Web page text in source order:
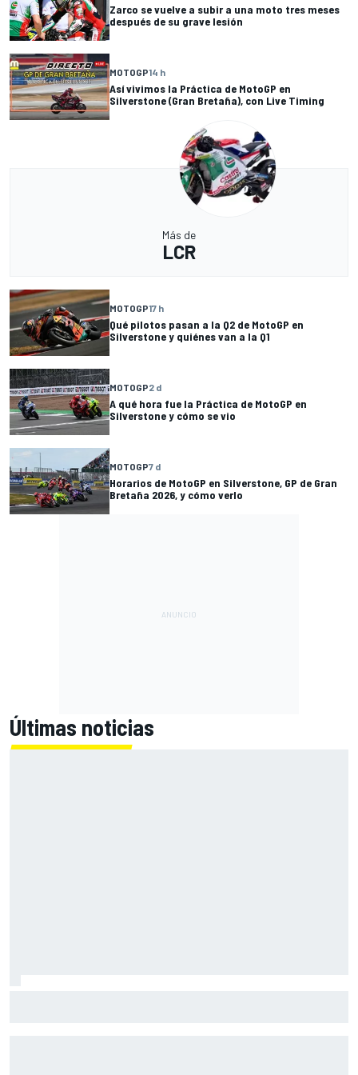
Zarco se vuelve a subir a una moto tres meses
después de su grave lesión
MOTOGP14 h
Así vivimos la Práctica de MotoGP en
Silverstone (Gran Bretaña), con Live Timing
Más de
LCR
MOTOGP17 h
Qué pilotos pasan a la Q2 de MotoGP en
Silverstone y quiénes van a la Q1
MOTOGP2 d
A qué hora fue la Práctica de MotoGP en
Silverstone y cómo se vio
MOTOGP7 d
Horarios de MotoGP en Silverstone, GP de Gran
Bretaña 2026, y cómo verlo
Últimas noticias